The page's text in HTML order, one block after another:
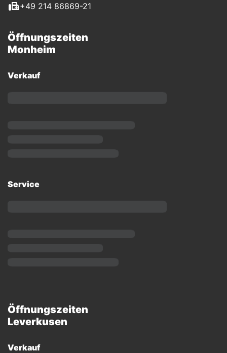
+49 214 86869-21
Öffnungszeiten
Monheim
Verkauf
Service
Öffnungszeiten
Leverkusen
Verkauf